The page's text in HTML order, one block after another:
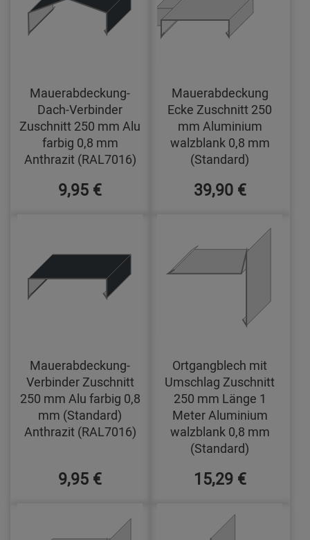
Mauerabdeckung-
Dach-Verbinder
Zuschnitt 250 mm Alu
farbig 0,8 mm
Anthrazit (RAL7016)
9,95 €
Mauerabdeckung
Ecke Zuschnitt 250
mm Aluminium
walzblank 0,8 mm
(Standard)
39,90 €
Mauerabdeckung-
Verbinder Zuschnitt
250 mm Alu farbig 0,8
mm (Standard)
Anthrazit (RAL7016)
9,95 €
Ortgangblech mit
Umschlag Zuschnitt
250 mm Länge 1
Meter Aluminium
walzblank 0,8 mm
(Standard)
15,29 €